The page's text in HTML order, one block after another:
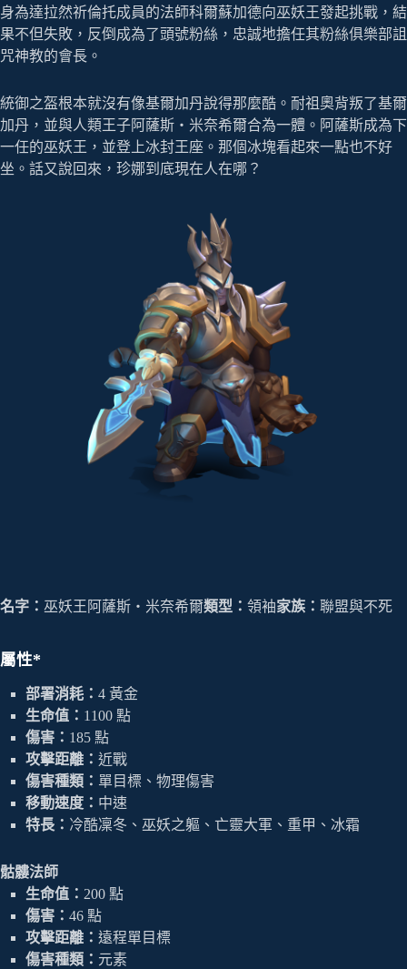
身為達拉然祈倫托成員的法師科爾蘇加德向巫妖王發起挑戰，結
果不但失敗，反倒成為了頭號粉絲，忠誠地擔任其粉絲俱樂部詛
咒神教的會長。
統御之盔根本就沒有像基爾加丹說得那麼酷。耐祖奧背叛了基爾
加丹，並與人類王子阿薩斯‧米奈希爾合為一體。阿薩斯成為下
一任的巫妖王，並登上冰封王座。那個冰塊看起來一點也不好
坐。話又說回來，珍娜到底現在人在哪？
名字： 巫妖王阿薩斯‧米奈希爾類型： 領袖家族： 聯盟與不死
屬性*
部署消耗： 4 黃金
生命值： 1100 點
傷害： 185 點
攻擊距離： 近戰
傷害種類： 單目標、物理傷害
移動速度： 中速
特長： 冷酷凜冬、巫妖之軀、亡靈大軍、重甲、冰霜
骷髏法師
生命值： 200 點
傷害： 46 點
攻擊距離： 遠程單目標
傷害種類： 元素